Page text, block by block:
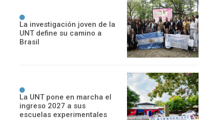
La investigación joven de la
UNT define su camino a
Brasil
La UNT pone en marcha el
ingreso 2027 a sus
escuelas experimentales